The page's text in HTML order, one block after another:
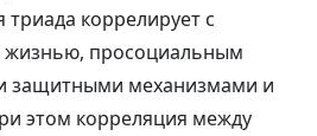
триада коррелирует с
жизнью, просоциальным
защитными механизмами и
этом корреляция между